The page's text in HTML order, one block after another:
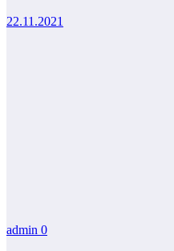
22.11.2021
admin 0